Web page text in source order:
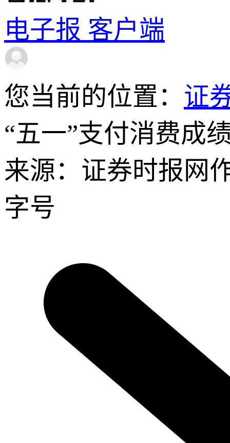
电子报 客户端
您当前的位置： 证
“五一”支付消费成
来源：证券时报网
字号